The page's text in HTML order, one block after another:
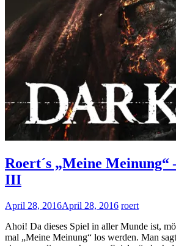
Roert´s „Meine Meinung“
III
April 28, 2016April 28, 2016 roert
Ahoi! Da dieses Spiel in aller Munde ist,
mal „Meine Meinung“ los werden. Man